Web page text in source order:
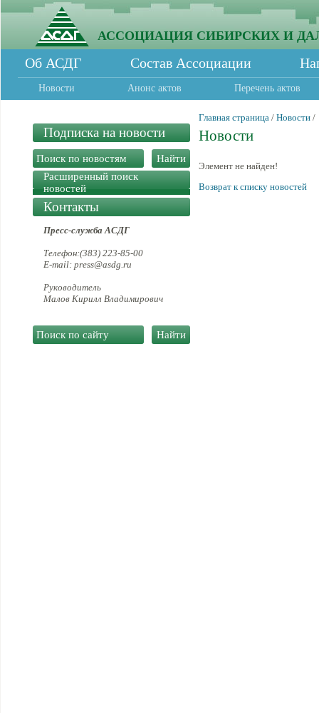
АССОЦИАЦИЯ СИБИРСКИХ И
Об АСДГ Состав Ассоциации
Новости Анонс актов Перечень актов
Подписка на новости
Расширенный поиск
новостей
Контакты
Пресс-служба АСДГ
Телефон:(383) 223-85-00
E-mail: press@asdg.ru
Руководитель
Малов Кирилл Владимирович
Главная страница / Новости /
Новости
Элемент не найден!
Возврат к списку новостей